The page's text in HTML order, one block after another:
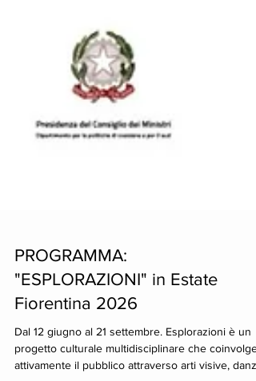
PROGRAMMA:
"ESPLORAZIONI" in Estate
Fiorentina 2026
Dal 12 giugno al 21 settembre. Esplorazioni è un
progetto culturale multidisciplinare che coinvolge